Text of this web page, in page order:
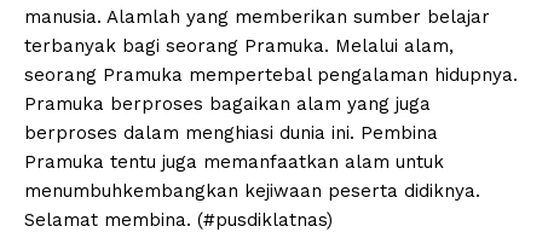
manusia. Alamlah yang memberikan sumber belajar
terbanyak bagi seorang Pramuka. Melalui alam,
seorang Pramuka mempertebal pengalaman hidupnya.
Pramuka berproses bagaikan alam yang juga
berproses dalam menghiasi dunia ini. Pembina
Pramuka tentu juga memanfaatkan alam untuk
menumbuhkembangkan kejiwaan peserta didiknya.
Selamat membina. (#pusdiklatnas)